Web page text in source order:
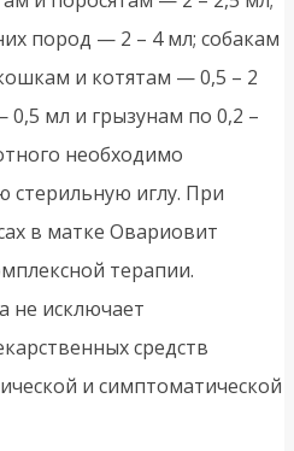
пород — 2 – 4 мл; собакам
и котятам — 0,5 – 2
мл и грызунам по 0,2 –
необходимо
стерильную иглу. При
в матке Овариовит
терапии.
не исключает
средств
и симптоматической